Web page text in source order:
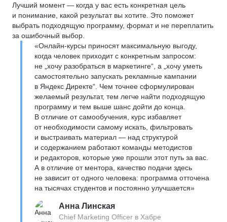
Лучший момент — когда у вас есть конкретная цель
и понимание, какой результат вы хотите. Это поможет
выбрать подходящую программу, формат и не переплатить
за ошибочный выбор.
«Онлайн-курсы приносят максимальную выгоду,
когда человек приходит с конкретным запросом:
не „хочу разобраться в маркетинге“, а „хочу уметь
самостоятельно запускать рекламные кампании
в Яндекс Директе“. Чем точнее сформулирован
желаемый результат, тем легче найти подходящую
программу и тем выше шанс дойти до конца.
В отличие от самообучения, курс избавляет
от необходимости самому искать, фильтровать
и выстраивать материал — над структурой
и содержанием работают команды методистов
и редакторов, которые уже прошли этот путь за вас.
А в отличие от ментора, качество подачи здесь
не зависит от одного человека: программа отточена
на тысячах студентов и постоянно улучшается»
Анна Линская
Chief Marketing Officer в Хабре